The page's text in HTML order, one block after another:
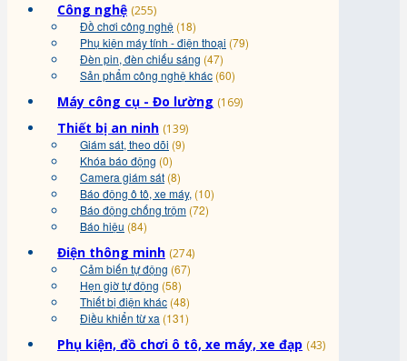
Công nghệ (255)
Đồ chơi công nghệ (18)
Phụ kiện máy tính - điện thoại (79)
Đèn pin, đèn chiếu sáng (47)
Sản phẩm công nghệ khác (60)
Máy công cụ - Đo lường (169)
Thiết bị an ninh (139)
Giám sát, theo dõi (9)
Khóa báo động (0)
Camera giám sát (8)
Báo động ô tô, xe máy, (10)
Báo động chống trộm (72)
Báo hiệu (84)
Điện thông minh (274)
Cảm biến tự động (67)
Hẹn giờ tự động (58)
Thiết bị điện khác (48)
Điều khiển từ xa (131)
Phụ kiện, đồ chơi ô tô, xe máy, xe đạp (43)